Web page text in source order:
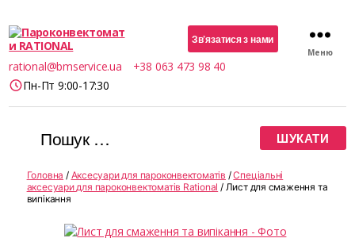
Пароконвектомати
RATIONAL
Зв’язатися з нами
rational@bmservice.ua
+38 063 473 98 40
Пн-Пт 9:00-17:30
Меню
Шукати:
Головна / Аксесуари для пароконвектоматів /Спеціальні
аксесуари для пароконвектоматів Rational / Лист для смаження та
випікання